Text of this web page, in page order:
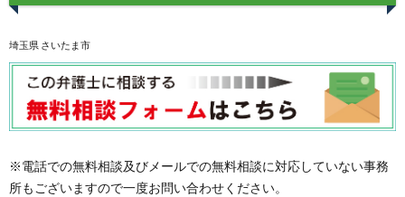
埼玉県 さいたま市
※電話での無料相談及びメールでの無料相談に対応していない事務
所もございますので一度お問い合わせください。